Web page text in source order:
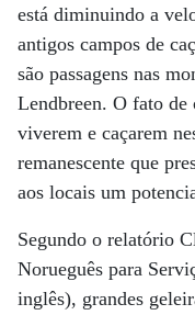
está diminuindo a
antigos campos de
são passagens nas
Lendbreen. O fato de
viverem e caçarem
remanescente que
aos locais um
Segundo o relatório
Norueguês para
inglês), grandes